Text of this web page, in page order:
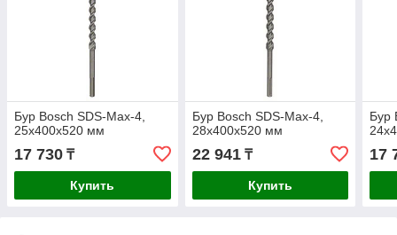
Бур Bosch SDS-Max-4,
25x400x520 мм
17 730 ₸
Купить
Бур Bosch SDS-Max-4,
28x400x520 мм
22 941₸
Купить
Бур
17